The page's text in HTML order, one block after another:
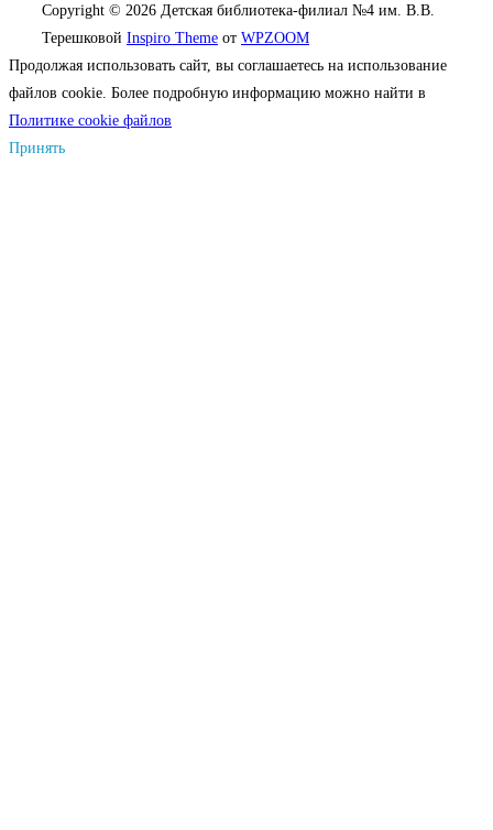
Copyright © 2026 Детская библиотека-филиал №4 им. В.В.
Терешковой Inspiro Theme от WPZOOM
Продолжая использовать сайт, вы соглашаетесь на использование
файлов cookie. Более подробную информацию можно найти в
Политике cookie файлов
Принять